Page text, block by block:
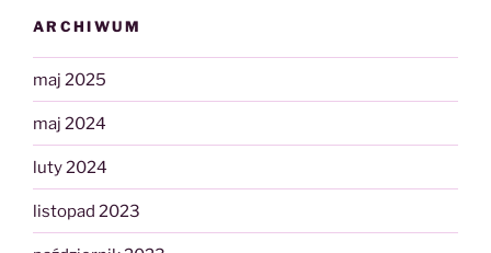
ARCHIWUM
maj 2025
maj 2024
luty 2024
listopad 2023